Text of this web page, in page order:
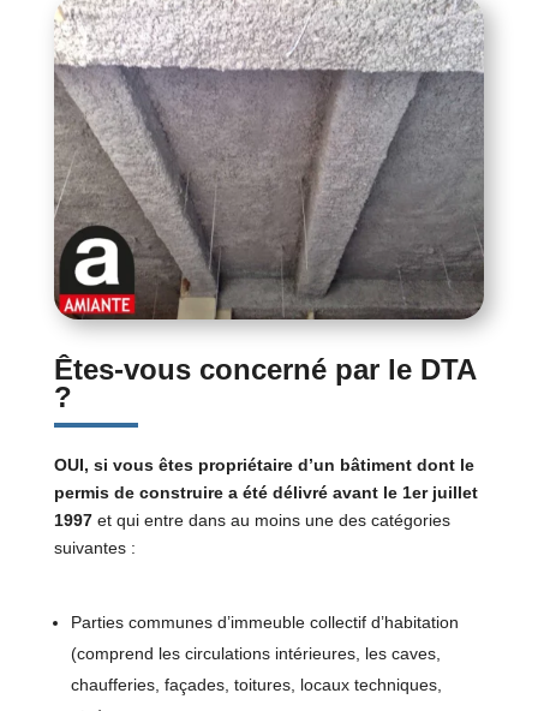
Êtes-vous concerné par le DTA
?
OUI, si vous êtes propriétaire d’un bâtiment dont le
permis de construire a été délivré avant le 1er juillet
1997 et qui entre dans au moins une des catégories
suivantes :
Parties communes d’immeuble collectif d’habitation
(comprend les circulations intérieures, les caves,
chaufferies, façades, toitures, locaux techniques,